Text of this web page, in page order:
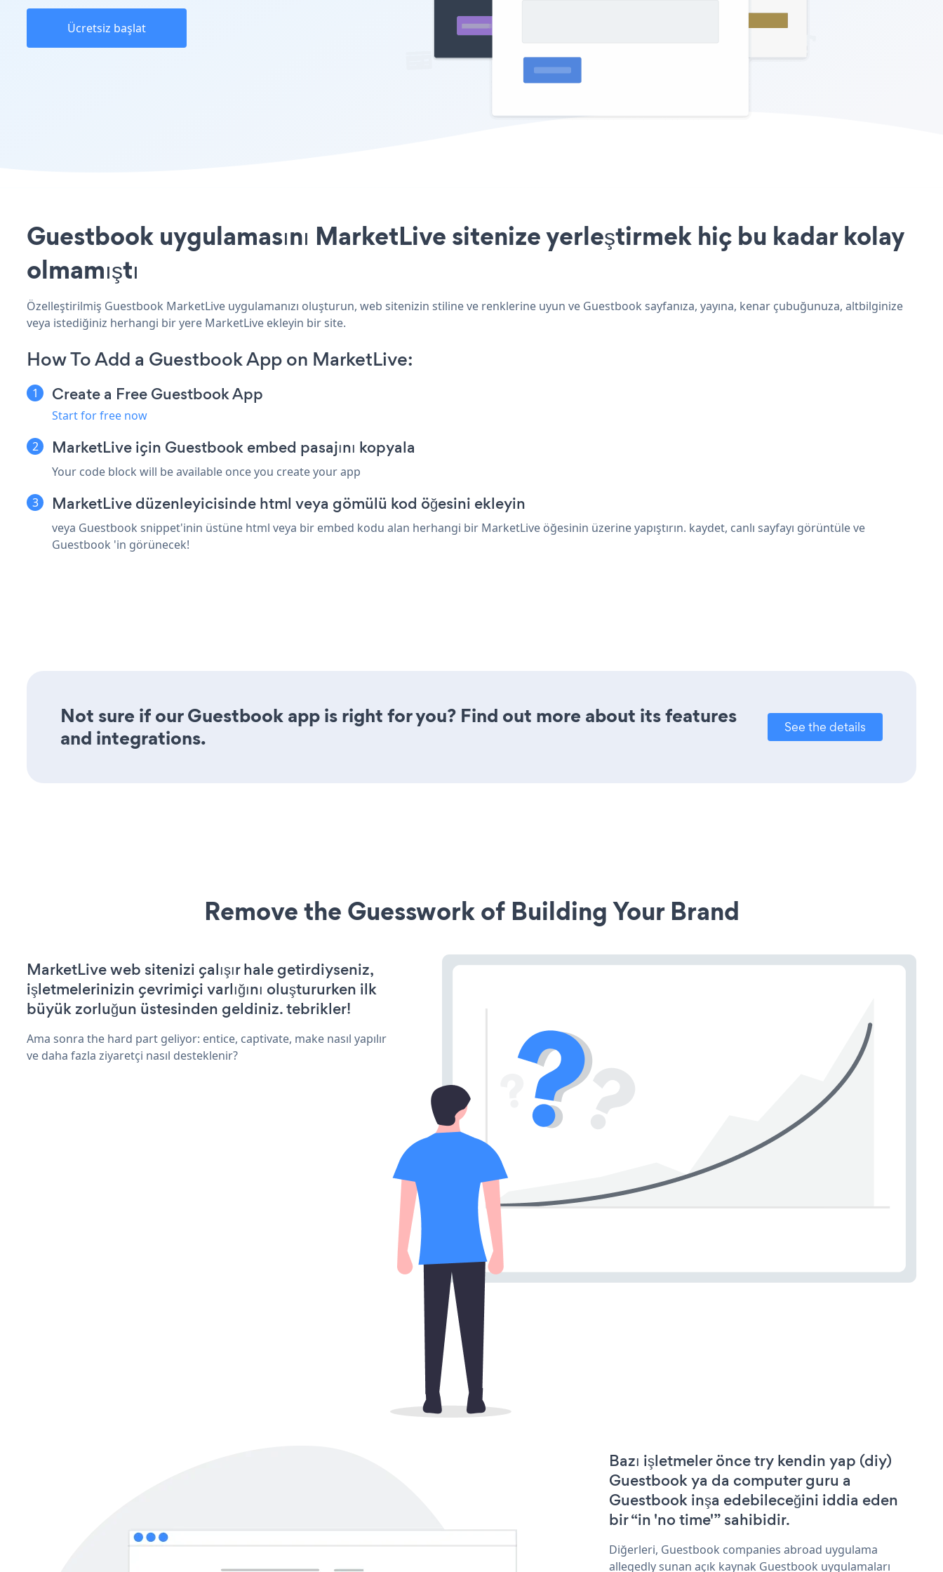
Ücretsiz başlat
Guestbook uygulamasını MarketLive sitenize yerleştirmek hiç bu kadar kolay
olmamıştı
Özelleştirilmiş Guestbook MarketLive uygulamanızı oluşturun, web sitenizin stiline ve renklerine uyun ve Guestbook sayfanıza, yayına, kenar çubuğunuza, altbilginize
veya istediğiniz herhangi bir yere MarketLive ekleyin bir site.
How To Add a Guestbook App on MarketLive:
Create a Free Guestbook App
Start for free now
MarketLive için Guestbook embed pasajını kopyala
Your code block will be available once you create your app
MarketLive düzenleyicisinde html veya gömülü kod öğesini ekleyin
veya Guestbook snippet'inin üstüne html veya bir embed kodu alan herhangi bir MarketLive öğesinin üzerine yapıştırın. kaydet, canlı sayfayı görüntüle ve
Guestbook 'in görünecek!
Not sure if our Guestbook app is right for you? Find out more about its features
and integrations.
See the details
Remove the Guesswork of Building Your Brand
MarketLive web sitenizi çalışır hale getirdiyseniz,
işletmelerinizin çevrimiçi varlığını oluştururken ilk
büyük zorluğun üstesinden geldiniz. tebrikler!
Ama sonra the hard part geliyor: entice, captivate, make nasıl yapılır
ve daha fazla ziyaretçi nasıl desteklenir?
Bazı işletmeler önce try kendin yap (diy)
Guestbook ya da computer guru a
Guestbook inşa edebileceğini iddia eden
bir “in 'no time'” sahibidir.
Diğerleri, Guestbook companies abroad uygulama
allegedly sunan açık kaynak Guestbook uygulamaları